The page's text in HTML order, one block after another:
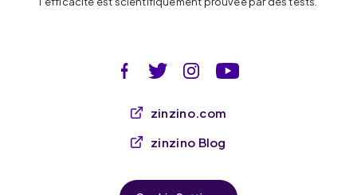
zinzino.com
zinzino Blog